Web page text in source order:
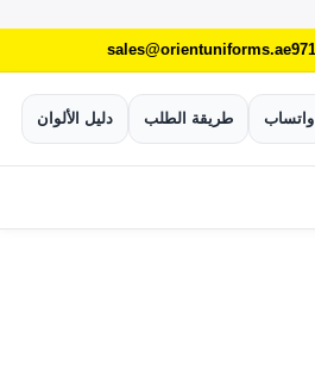
sales@orientuniforms.ae
واتساب طريقة الطلب دليل الألوان